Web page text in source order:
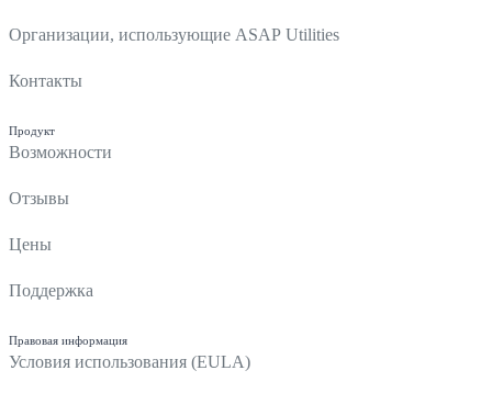
Организации, использующие ASAP Utilities
Контакты
Продукт
Возможности
Отзывы
Цены
Поддержка
Правовая информация
Условия использования (EULA)